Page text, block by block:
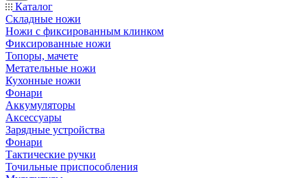
Каталог
Складные ножи
Ножи с фиксированным клинком
Фиксированные ножи
Топоры, мачете
Метательные ножи
Кухонные ножи
Фонари
Аккумуляторы
Аксессуары
Зарядные устройства
Фонари
Тактические ручки
Точильные приспособления